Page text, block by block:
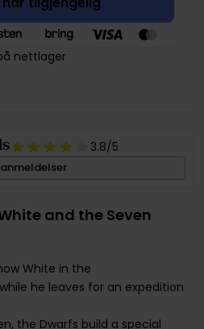
nettlager
3.8/5
anmeldelser
and the Seven
White in the
he leaves for an expedition
the Dwarfs build a special